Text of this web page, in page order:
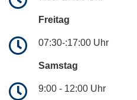
Freitag
07:30-:17:00 Uhr
Samstag
9:00 - 12:00 Uhr